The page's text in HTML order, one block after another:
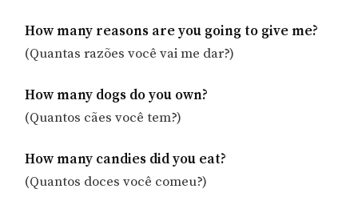
How many reasons are you going to give me?
(Quantas razões você vai me dar?)
How many dogs do you own?
(Quantos cães você tem?)
How many candies did you eat?
(Quantos doces você comeu?)